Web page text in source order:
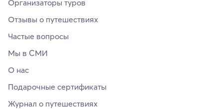
Организаторы туров
Отзывы о путешествиях
Частые вопросы
Мы в СМИ
О нас
Подарочные сертификаты
Журнал о путешествиях